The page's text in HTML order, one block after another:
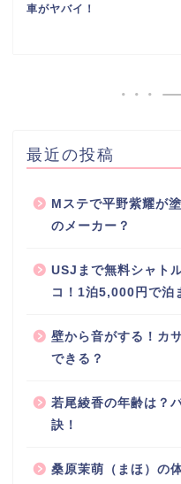
車がヤバイ！
最近の投稿
Mステで平野紫耀が
のメーカー？
USJまで無料シャト
コ！1泊5,000円で泊
壁から音がする！カ
できる？
若尾綾香の年齢は？
訣！
桑原茉萌（まほ）の